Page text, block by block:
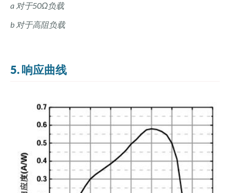
a 对于50Ω负载
b 对于高阻负载
5. 响应曲线